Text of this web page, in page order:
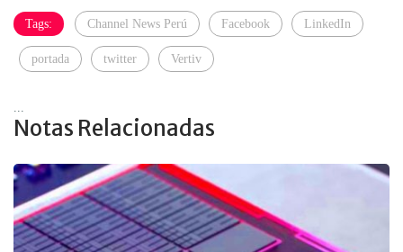
Tags: Channel News Perú Facebook LinkedIn
portada twitter Vertiv
Notas Relacionadas